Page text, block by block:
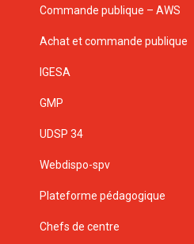
Commande publique – AWS
Achat et commande publique
IGESA
GMP
UDSP 34
Webdispo-spv
Plateforme pédagogique
Chefs de centre